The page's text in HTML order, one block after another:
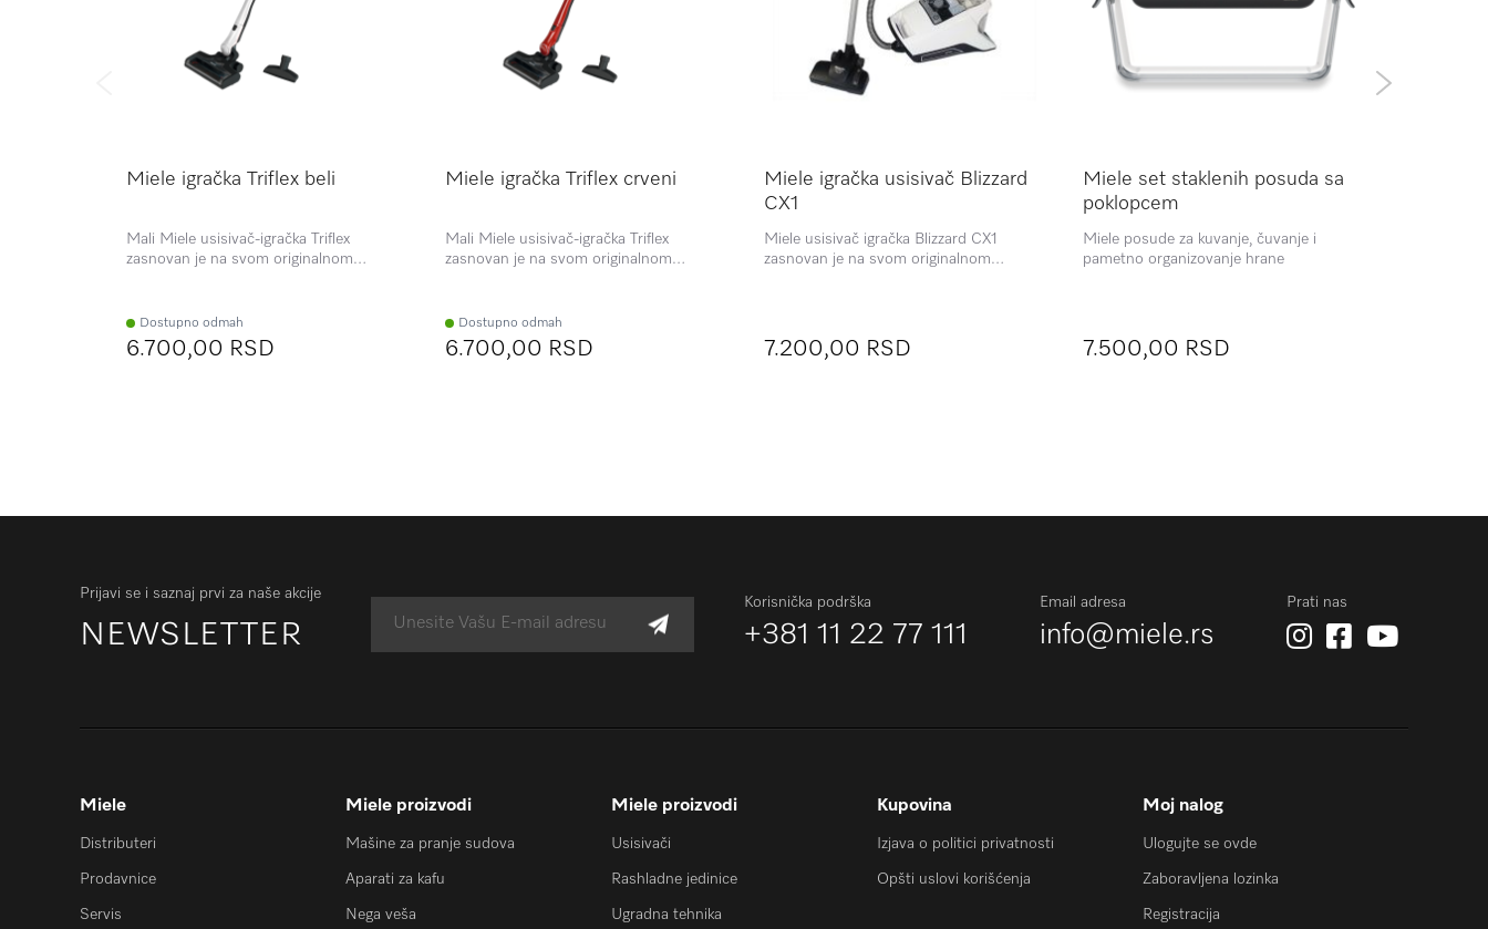
Miele igračka Triflex beli
Mali Miele usisivač-igračka Triflex
zasnovan je na svom originalnom
dodatni ručni usisivač. Neka vaši
mališani uživaju igrajući se Triflex
igračkom!
Dostupno odmah
6.700,00 RSD
Miele igračka Triflex crveni
Mali Miele usisivač-igračka Triflex
zasnovan je na svom originalnom
dodatni ručni usisivač. Neka vaši
mališani uživaju igrajući se Triflex
igračkom!
Dostupno odmah
6.700,00 RSD
Miele igračka usisivač Blizzard
CX1
Miele usisivač igračka Blizzard CX1
zasnovan je na svom originalnom
7.200,00 RSD
Miele set staklenih posuda sa
poklopcem
Miele posude za kuvanje, čuvanje i
pametno organizovanje hrane
7.500,00 RSD
Prijavi se i saznaj prvi za naše akcije
NEWSLETTER
Korisnička podrška
+381 11 22 77 111
Email adresa
info@miele.rs
Prati nas
Miele
Distributeri
Prodavnice
Servis
Miele proizvodi
Mašine za pranje sudova
Aparati za kafu
Nega veša
Miele proizvodi
Usisivači
Rashladne jedinice
Ugradna tehnika
Kupovina
Izjava o politici privatnosti
Opšti uslovi korišćenja
Moj nalog
Ulogujte se ovde
Zaboravljena lozinka
Registracija